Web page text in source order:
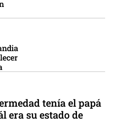
tenía el papá
era su estado de